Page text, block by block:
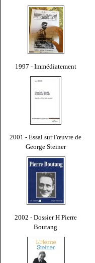
1997 - Immédiatement
2001 - Essai sur l'œuvre de
George Steiner
2002 - Dossier H Pierre
Boutang